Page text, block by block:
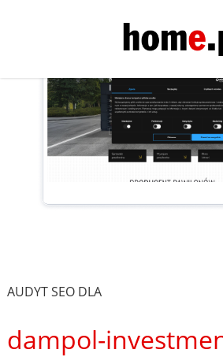
AUDYT SEO DLA
dampol-